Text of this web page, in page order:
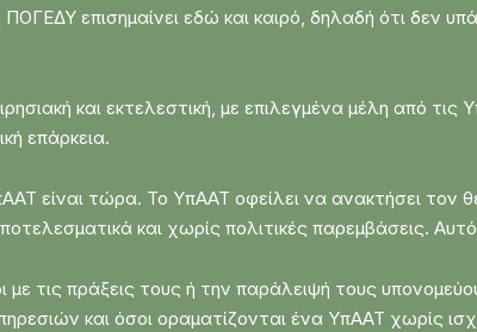
επισημαίνει εδώ και καιρό, δηλαδή ότι δεν
και εκτελεστική, με επιλεγμένα μέλη από
επάρκεια.
είναι τώρα. Το ΥπΑΑΤ οφείλει να ανακτήσει τον
και χωρίς πολιτικές παρεμβάσεις.
τις πράξεις τους ή την παράλειψή τους
και όσοι οραματίζονται ένα ΥπΑΑΤ χωρίς